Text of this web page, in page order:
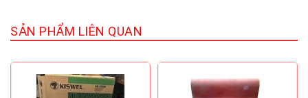
SẢN PHẨM LIÊN QUAN